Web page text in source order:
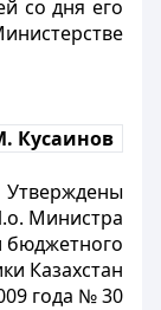
со дня его
Кусаинов
Утверждены
Министра
бюджетного
Казахстан
года № 30